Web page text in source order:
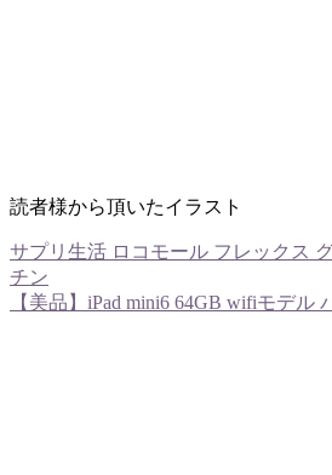
読者様から頂いたイラスト
サプリ生活 ロコモール フレックス
チン
【美品】iPad mini6 64GB wifiモデル